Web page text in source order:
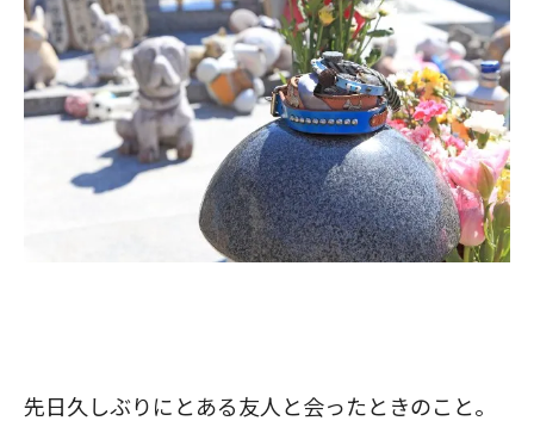
先日久しぶりにとある友人と会ったときのこと。